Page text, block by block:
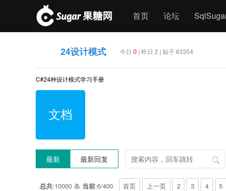
首页 论坛
24设计模式 今日 0 | 昨日 2 | 贴子 63354
C#24种设计模式学习手册
文档
最新 最新回复
总共:10000 条 当前:6/400 首页 上一页 2 3 4 5